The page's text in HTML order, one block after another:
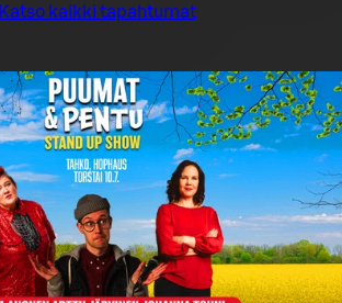
Katso kaikki tapahtumat